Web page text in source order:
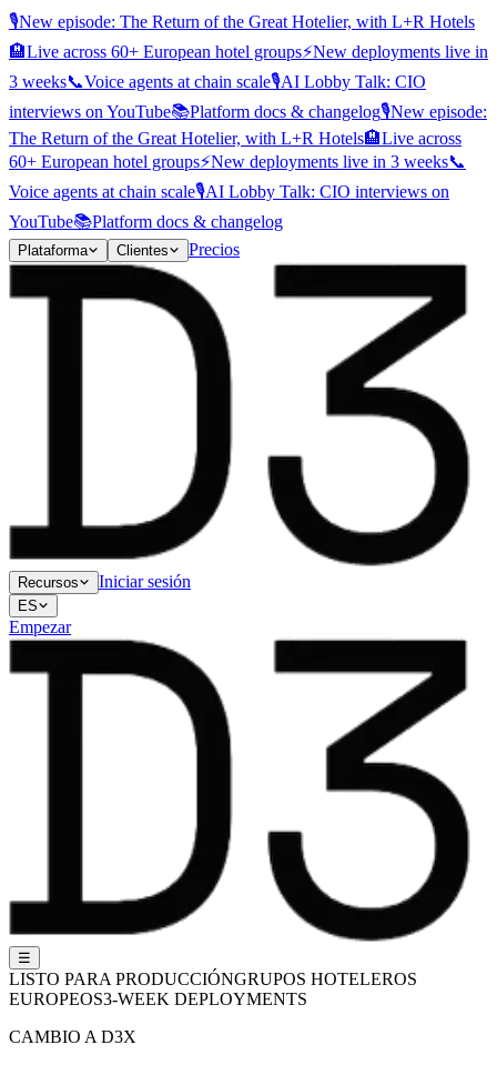
🎙️New episode: The Return of the Great Hotelier, with L+R Hotels
🏨Live across 60+ European hotel groups⚡New deployments live in
3 weeks📞Voice agents at chain scale🎙️AI Lobby Talk: CIO
interviews on YouTube📚Platform docs & changelog🎙️New episode:
The Return of the Great Hotelier, with L+R Hotels🏨Live across
60+ European hotel groups⚡New deployments live in 3 weeks📞
Voice agents at chain scale🎙️AI Lobby Talk: CIO interviews on
YouTube📚Platform docs & changelog
Plataforma Clientes Precios
Recursos Iniciar sesión
ES
Empezar
☰
LISTO PARA PRODUCCIÓNGRUPOS HOTELEROS
EUROPEOS3-WEEK DEPLOYMENTS
CAMBIO A D3X